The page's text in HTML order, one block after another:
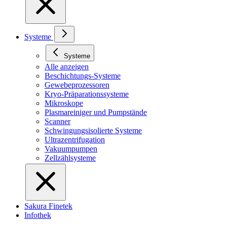
Systeme
Systeme
Alle anzeigen
Beschichtungs-Systeme
Gewebeprozessoren
Kryo-Präparationssysteme
Mikroskope
Plasmareiniger und Pumpstände
Scanner
Schwingungsisolierte Systeme
Ultrazentrifugation
Vakuumpumpen
Zellzählsysteme
Sakura Finetek
Infothek